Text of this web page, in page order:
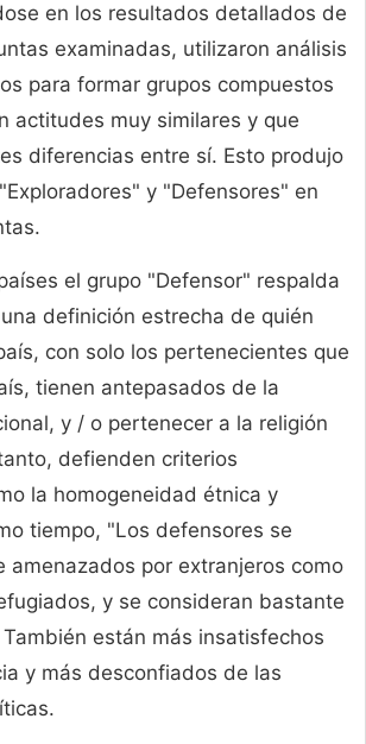
en los resultados detallados de
examinadas, utilizaron análisis
para formar grupos compuestos
actitudes muy similares y que
diferencias entre sí. Esto produjo
y "Defensores" en
el grupo "Defensor" respalda
definición estrecha de quién
con solo los pertenecientes que
tienen antepasados ​​de la
y / o pertenecer a la religión
defienden criterios
la homogeneidad étnica y
tiempo, "Los defensores se
amenazados por extranjeros como
y se consideran bastante
están más insatisfechos
y más desconfiados de las